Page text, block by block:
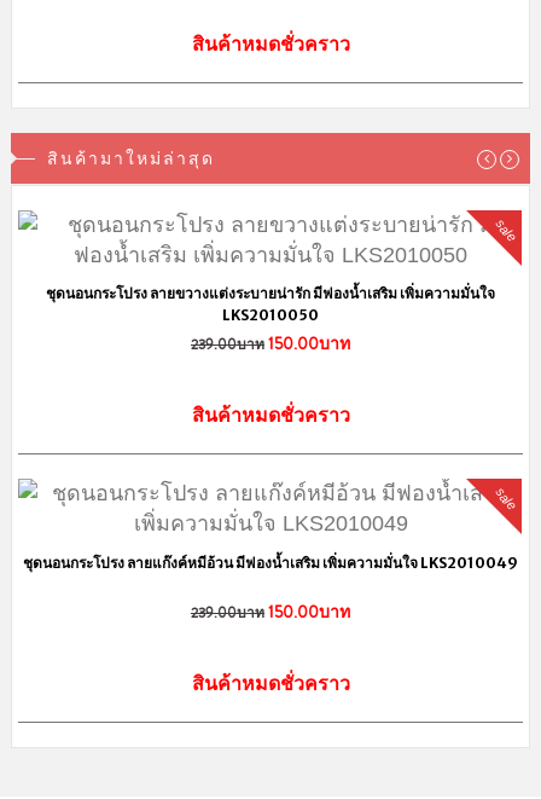
สินค้าหมดชั่วคราว
สินค้ามาใหม่ล่าสุด
sale
ชุดนอนกระโปรง ลายขวางแต่งระบายน่ารัก มีฟองน้ำเสริม เพิ่มความมั่นใจ
LKS2010050
239.00บาท150.00บาท
สินค้าหมดชั่วคราว
sale
ชุดนอนกระโปรง ลายแก๊งค์หมีอ้วน มีฟองน้ำเสริม เพิ่มความมั่นใจ LKS2010049
239.00บาท150.00บาท
สินค้าหมดชั่วคราว